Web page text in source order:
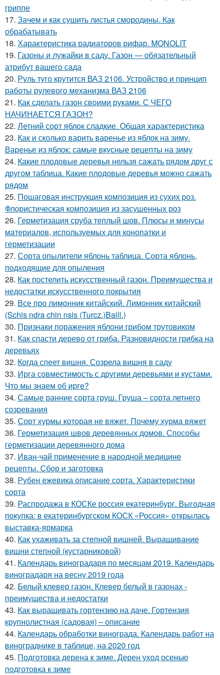
гриппе
17. Зачем и как сушить листья смородины. Как
обрабатывать
18. Характеристика радиаторов рифар. MONOLIT
19. Газоны и лужайки в саду. Газон — обязательный
атрибут вашего сада
20. Руль туго крутится ВАЗ 2106. Устройство и принцип
работы рулевого механизма ВАЗ 2106
21. Как сделать газон своими руками. С ЧЕГО
НАЧИНАЕТСЯ ГАЗОН?
22. Летний сорт яблок сладкие. Общая характеристика
23. Как и сколько варить варенье из яблок на зиму.
Варенье из яблок: самые вкусные рецепты на зиму
24. Какие плодовые деревья нельзя сажать рядом друг с
другом таблица. Какие плодовые деревья можно сажать
рядом
25. Пошаговая инструкция композиция из сухих роз.
Флористическая композиция из засушенных роз
26. Герметизация сруба теплый шов. Плюсы и минусы
материалов, используемых для конопатки и
герметизации
27. Сорта опылители яблонь таблица. Сорта яблонь,
подходящие для опыления
28. Как постелить искусственный газон. Преимущества и
недостатки искусственного покрытия
29. Все про лимонник китайский. Лимонник китайский
(Schis ndra chin nsis (Turcz.)Baill.)
30. Признаки поражения яблони грибом трутовиком
31. Как спасти дерево от гриба. Разновидности грибка на
деревьях
32. Когда спеет вишня. Созрела вишня в саду
33. Ирга совместимость с другими деревьями и кустами.
Что мы знаем об ирге?
34. Самые ранние сорта груш. Груша – сорта летнего
созревания
35. Сорт хурмы которая не вяжет. Почему хурма вяжет
36. Герметизация швов деревянных домов. Способы
герметизации деревянного дома
37. Иван-чай применение в народной медицине
рецепты. Сбор и заготовка
38. Рубен ежевика описание сорта. Характеристики
сорта
39. Распродажа в КОСКе россия екатеринбург. Выгодная
покупка: в екатеринбургском КОСК «Россия» открылась
выставка-ярмарка
40. Как ухаживать за степной вишней. Выращивание
вишни степной (кустарниковой)
41. Календарь виноградаря по месяцам 2019. Календарь
виноградаря на весну 2019 года
42. Белый клевер газон. Клевер белый в газонах -
преимущества и недостатки
43. Как выращивать гортензию на даче. Гортензия
крупнолистная (садовая) – описание
44. Календарь обработки винограда. Календарь работ на
винограднике в таблице, на 2020 год
45. Подготовка дерена к зиме. Дерен уход осенью
подготовка к зиме